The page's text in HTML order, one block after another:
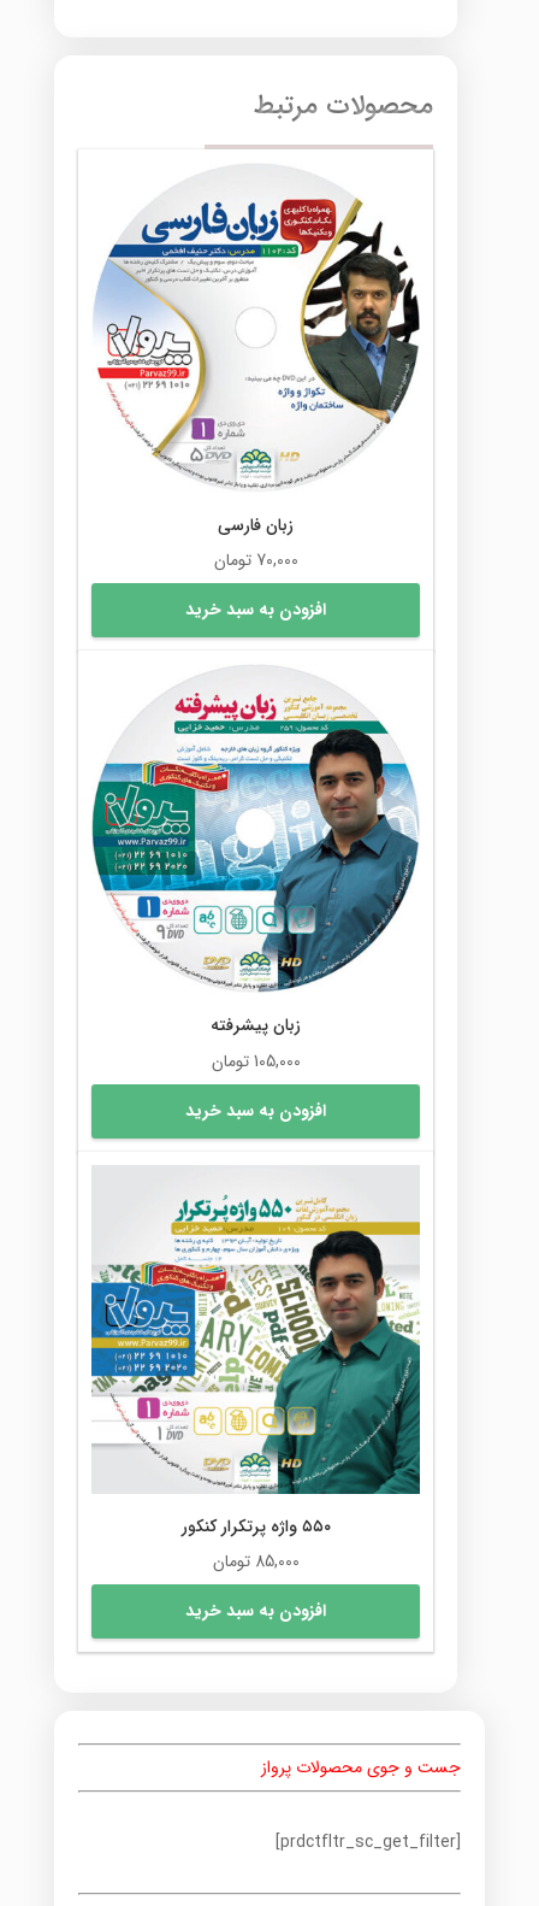
محصولات مرتبط
زبان فارسی
70,000 تومان
افزودن به سبد خرید
زبان پیشرفته
105,000 تومان
افزودن به سبد خرید
۵۵۰ واژه پرتکرار کنکور
85,000 تومان
افزودن به سبد خرید
جست و جوی محصولات پرواز
[prdctfltr_sc_get_filter]